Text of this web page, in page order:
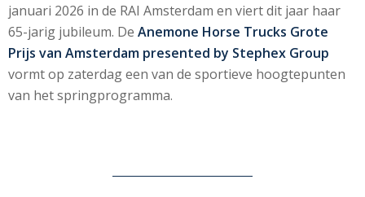
januari 2026 in de RAI Amsterdam en viert dit jaar haar
65-jarig jubileum. De Anemone Horse Trucks Grote
Prijs van Amsterdam presented by Stephex Group
vormt op zaterdag een van de sportieve hoogtepunten
van het springprogramma.